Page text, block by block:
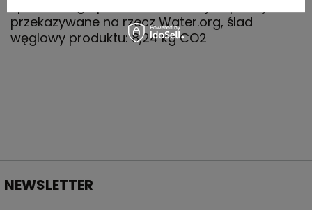
przekazywane na rzecz Water.org, ślad
węglowy produktu: 8,24 kg CO2
NEWSLETTER